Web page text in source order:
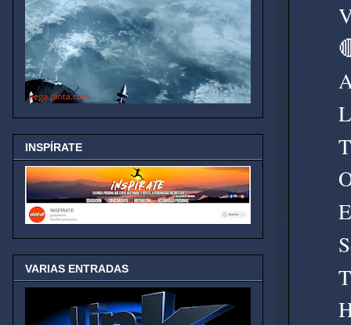
INSPÍRATE
VARIAS ENTRADAS